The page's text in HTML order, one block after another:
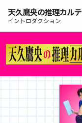
天久鷹央の推理カルテ
イントロダクション